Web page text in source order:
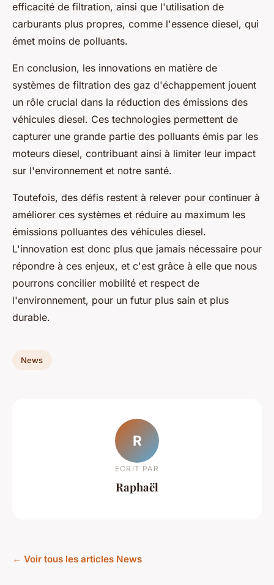
efficacité de filtration, ainsi que l'utilisation de
carburants plus propres, comme l'essence diesel, qui
émet moins de polluants.
En conclusion, les innovations en matière de
systèmes de filtration des gaz d'échappement jouent
un rôle crucial dans la réduction des émissions des
véhicules diesel. Ces technologies permettent de
capturer une grande partie des polluants émis par les
moteurs diesel, contribuant ainsi à limiter leur impact
sur l'environnement et notre santé.
Toutefois, des défis restent à relever pour continuer à
améliorer ces systèmes et réduire au maximum les
émissions polluantes des véhicules diesel.
L'innovation est donc plus que jamais nécessaire pour
répondre à ces enjeux, et c'est grâce à elle que nous
pourrons concilier mobilité et respect de
l'environnement, pour un futur plus sain et plus
durable.
News
R
ECRIT PAR
Raphaël
← Voir tous les articles News